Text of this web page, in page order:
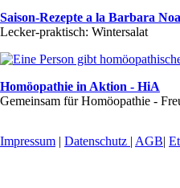
Saison-Rezepte a la Barbara
Lecker-praktisch: Wintersalat
Homöopathie in Aktion - HiA
Gemeinsam für Homöopathie -
Impressum | Datenschutz | AGB|